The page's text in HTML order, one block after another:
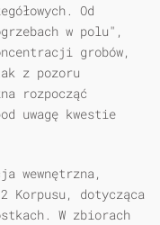
Od
w polu",
grobów,
z pozoru
rozpocząć
uwagę kwestie
wewnętrzna,
Korpusu, dotycząca
W zbiorach